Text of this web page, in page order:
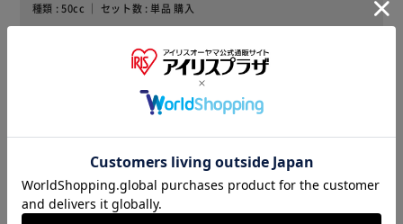
種類 : 50cc ｜ セット数 : 単品 購入
とと(女性)
種類 : 100cc ｜ セット数 : 単品 購入
外出時も安心して過ごせます。お値段安くて助かります。
役に立った